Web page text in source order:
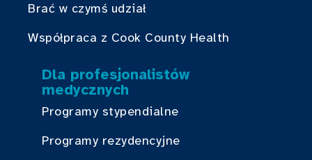
Brać w czymś udział
Współpraca z Cook County Health
Dla profesjonalistów
medycznych
Programy stypendialne
Programy rezydencyjne